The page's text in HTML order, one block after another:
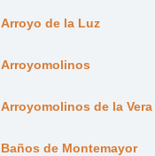
Arroyo de la Luz
Arroyomolinos
Arroyomolinos de la Vera
Baños de Montemayor